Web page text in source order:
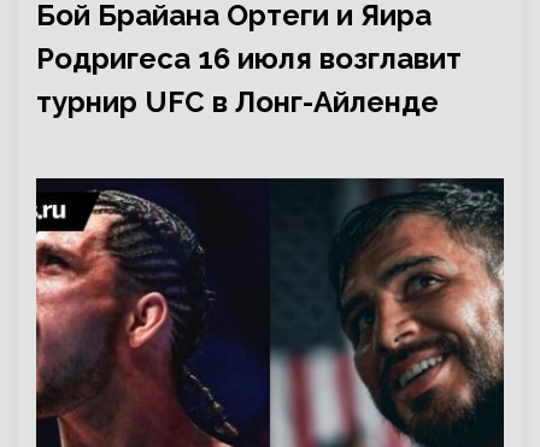
Бой Брайана Ортеги и Яира
Родригеса 16 июля возглавит
турнир UFC в Лонг-Айленде